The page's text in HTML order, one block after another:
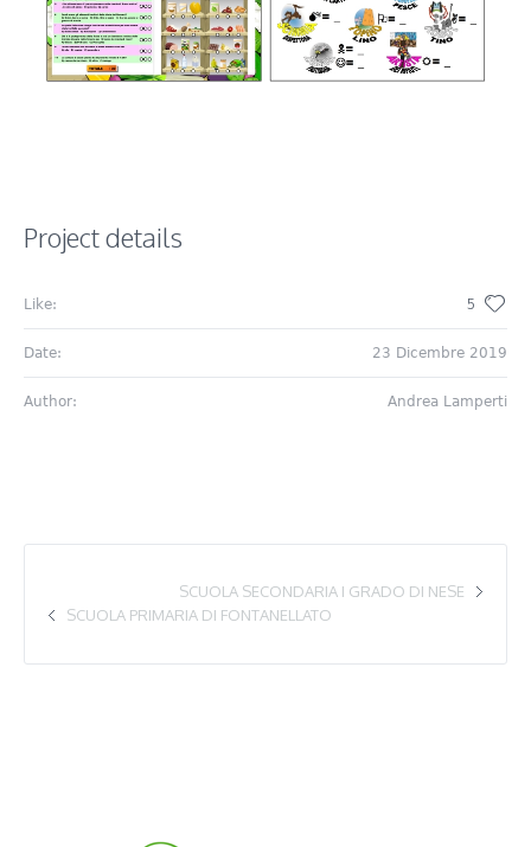
Project details
Like: 5
Date: 23 Dicembre 2019
Author: Andrea Lamperti
SCUOLA SECONDARIA I GRADO DI NESE
SCUOLA PRIMARIA DI FONTANELLATO